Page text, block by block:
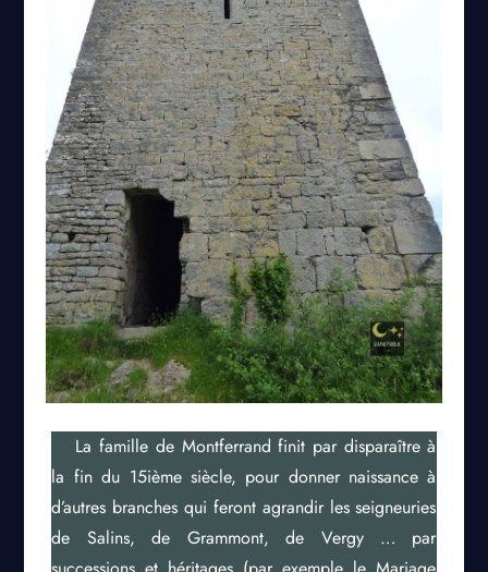
La famille de Montferrand finit par disparaître à
la fin du 15ième siècle, pour donner naissance à
d’autres branches qui feront agrandir les seigneuries
de Salins, de Grammont, de Vergy … par